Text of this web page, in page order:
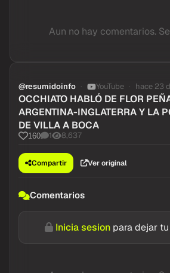
Aun no hay comentarios.
@resumidoinfo YouTube hace 23
OCCHIATO HABLÓ DE FLOR
ARGENTINA-INGLATERRA Y LA
DE VILLA A BOCA
160 1 8,637
Compartir Ver original
Comentarios
Inicia sesion para dejar